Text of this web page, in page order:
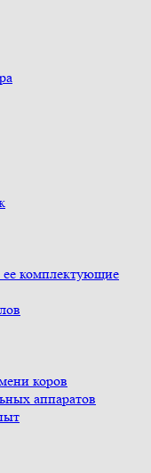
ее комплектующие
коров
аппаратов